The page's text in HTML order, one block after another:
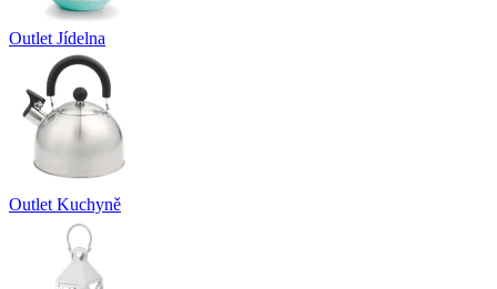
Outlet Jídelna
Outlet Kuchyně